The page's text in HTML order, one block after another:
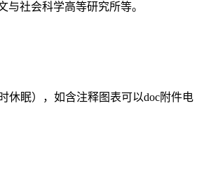
社会科学高等研究所等。
休眠），如含注释图表可以doc附件电